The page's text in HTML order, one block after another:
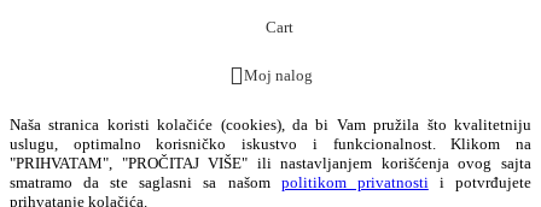
Cart
Moj nalog
Naša stranica koristi kolačiće (cookies), da bi Vam pružila što kvalitetniju
uslugu, optimalno korisničko iskustvo i funkcionalnost. Klikom na
"PRIHVATAM", "PROČITAJ VIŠE" ili nastavljanjem korišćenja ovog sajta
smatramo da ste saglasni sa našom politikom privatnosti i potvrđujete
prihvatanje kolačića.